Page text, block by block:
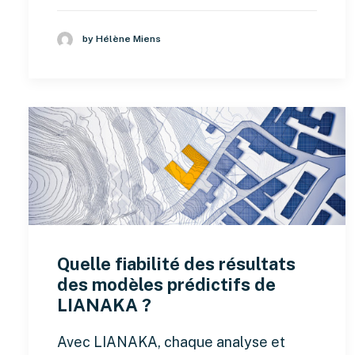
by Hélène Miens
Quelle fiabilité des résultats
des modèles prédictifs de
LIANAKA ?
Avec LIANAKA, chaque analyse et